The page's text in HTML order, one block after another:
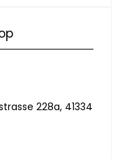
228a, 41334